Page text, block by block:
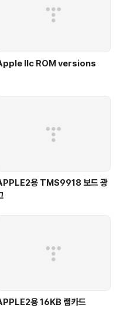
IIc ROM versions
용 TMS9918 보드 광
용 16KB 램카드